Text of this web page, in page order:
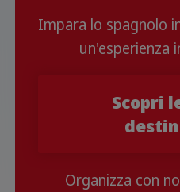
Impara lo spagnolo
un'esperienza
Scopri
Organizza con